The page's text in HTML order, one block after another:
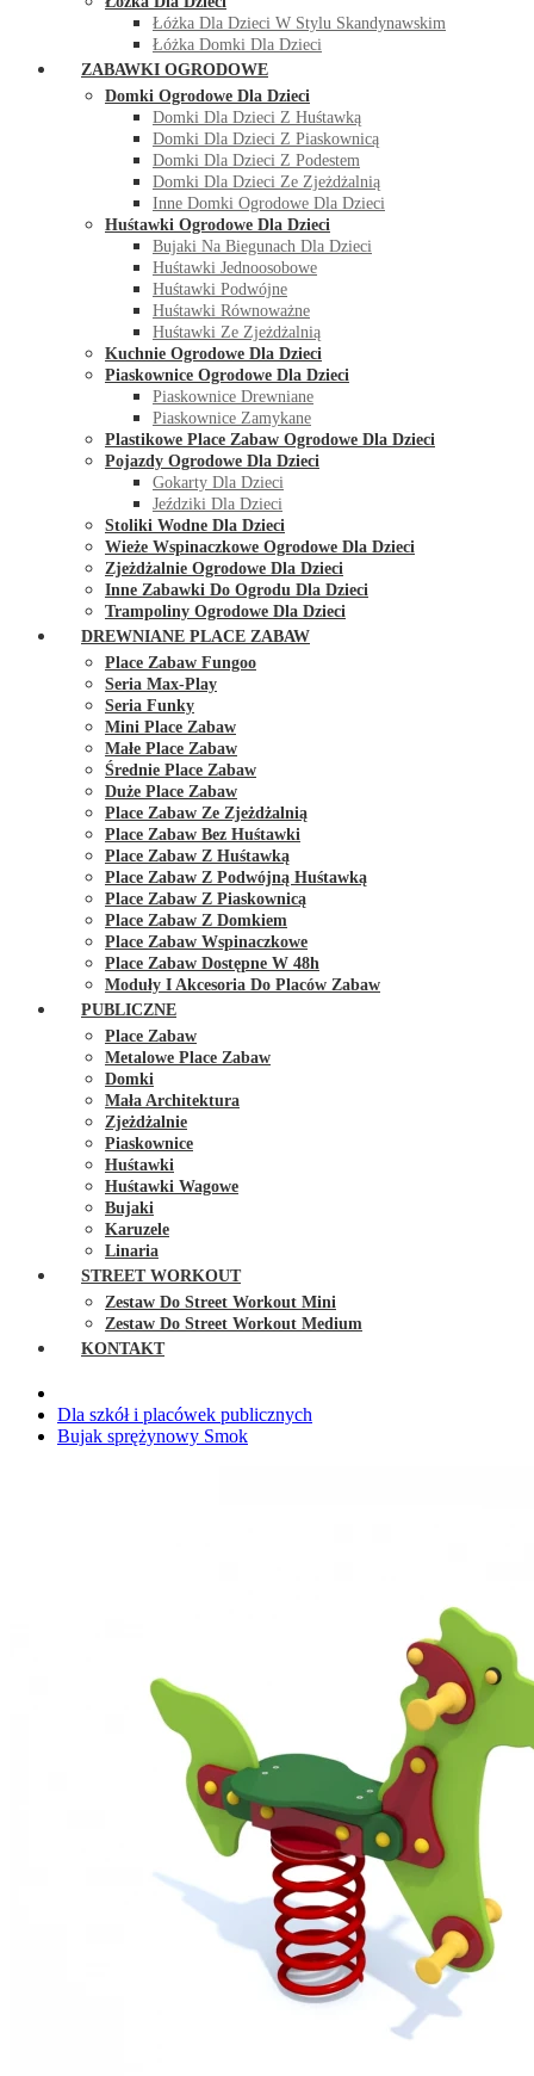
Łóżka Dla Dzieci W Stylu Skandynawskim
Łóżka Domki Dla Dzieci
ZABAWKI OGRODOWE
Domki Ogrodowe Dla Dzieci
Domki Dla Dzieci Z Huśtawką
Domki Dla Dzieci Z Piaskownicą
Domki Dla Dzieci Z Podestem
Domki Dla Dzieci Ze Zjeżdżalnią
Inne Domki Ogrodowe Dla Dzieci
Huśtawki Ogrodowe Dla Dzieci
Bujaki Na Biegunach Dla Dzieci
Huśtawki Jednoosobowe
Huśtawki Podwójne
Huśtawki Równoważne
Huśtawki Ze Zjeżdżalnią
Kuchnie Ogrodowe Dla Dzieci
Piaskownice Ogrodowe Dla Dzieci
Piaskownice Drewniane
Piaskownice Zamykane
Plastikowe Place Zabaw Ogrodowe Dla Dzieci
Pojazdy Ogrodowe Dla Dzieci
Gokarty Dla Dzieci
Jeździki Dla Dzieci
Stoliki Wodne Dla Dzieci
Wieże Wspinaczkowe Ogrodowe Dla Dzieci
Zjeżdżalnie Ogrodowe Dla Dzieci
Inne Zabawki Do Ogrodu Dla Dzieci
Trampoliny Ogrodowe Dla Dzieci
DREWNIANE PLACE ZABAW
Place Zabaw Fungoo
Seria Max-Play
Seria Funky
Mini Place Zabaw
Małe Place Zabaw
Średnie Place Zabaw
Duże Place Zabaw
Place Zabaw Ze Zjeżdżalnią
Place Zabaw Bez Huśtawki
Place Zabaw Z Huśtawką
Place Zabaw Z Podwójną Huśtawką
Place Zabaw Z Piaskownicą
Place Zabaw Z Domkiem
Place Zabaw Wspinaczkowe
Place Zabaw Dostępne W 48h
Moduły I Akcesoria Do Placów Zabaw
PUBLICZNE
Place Zabaw
Metalowe Place Zabaw
Domki
Mała Architektura
Zjeżdżalnie
Piaskownice
Huśtawki
Huśtawki Wagowe
Bujaki
Karuzele
Linaria
STREET WORKOUT
Zestaw Do Street Workout Mini
Zestaw Do Street Workout Medium
KONTAKT
Dla szkół i placówek publicznych
Bujak sprężynowy Smok